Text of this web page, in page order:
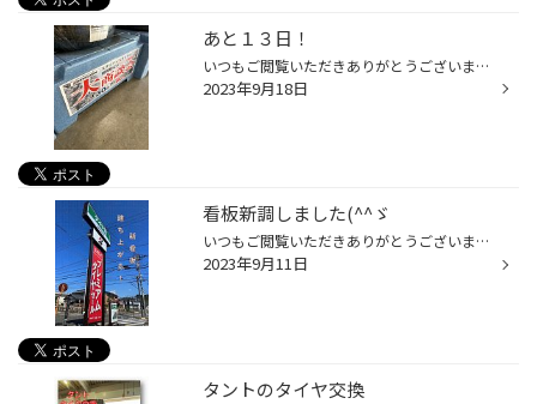
あと１３日！
いつもご閲覧いただきありがとうございます(*'ω'*) 何度も告知をしておりますが、今月末！！【9月３０日】！ スタッドレスタイヤ大商談会！！開幕！ その開催日があと、【１３日】！ 豪華景品もある大商談会(#^^#) 乞うご期待ッ！！！
2023年9月18日
看板新調しました(^^ゞ
いつもご閲覧いただきありがとうございます(*'ω'*) 以前からやっていた看板の工事が、先月終わって やっと現在のように、立派なものになりました(*^▽^*) 以前の看板は、新しい法律により高すぎたため 少しだけ低くなりました(>_<） でも、中の電気も【ＬＥＤ】になり、明るさも以前とは違い優しいも...
2023年9月11日
タントのタイヤ交換